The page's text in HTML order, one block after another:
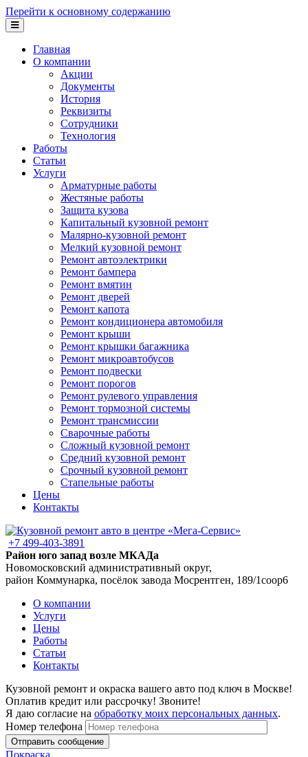
Перейти к основному содержанию
Главная
О компании
Акции
Документы
История
Реквизиты
Сотрудники
Технология
Работы
Статьи
Услуги
Арматурные работы
Жестяные работы
Защита кузова
Капитальный кузовной ремонт
Малярно-кузовной ремонт
Мелкий кузовной ремонт
Ремонт автоэлектрики
Ремонт бампера
Ремонт вмятин
Ремонт дверей
Ремонт капота
Ремонт кондиционера автомобиля
Ремонт крыши
Ремонт крышки багажника
Ремонт микроавтобусов
Ремонт подвески
Ремонт порогов
Ремонт рулевого управления
Ремонт тормозной системы
Ремонт трансмиссии
Сварочные работы
Сложный кузовной ремонт
Средний кузовной ремонт
Срочный кузовной ремонт
Стапельные работы
Цены
Контакты
+7 499-403-3891
Район юго запад возле МКАДа
Новомосковский административный округ,
район Коммунарка, посёлок завода Мосрентген, 189/1соор6
О компании
Услуги
Цены
Работы
Статьи
Контакты
Кузовной ремонт и окраска вашего авто под ключ в Москве!
Оплатив кредит или рассрочку! Звоните!
Я даю согласие на обработку моих персональных данных.
Номер телефона
Покраска